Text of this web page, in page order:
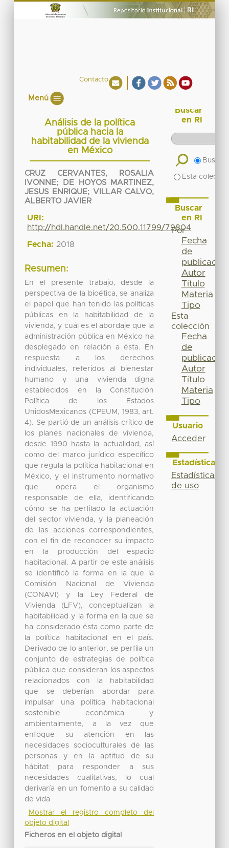
Contacto
Menú
Análisis de la política
pública hacia la
habitabilidad de la vivienda
en México
CRUZ CERVANTES, ROSALIA
IVONNE;
DE HOYOS MARTINEZ,
JESUS ENRIQUE; VILLAR CALVO,
ALBERTO JAVIER
URI:
http://hdl.handle.net/20.500.11799/79804
Fecha: 2018
Resumen:
En el presente trabajo, desde la
perspectiva de la bioética, se analiza
el papel que han tenido las políticas
públicas en la habitabilidad de la
vivienda, y cuál es el abordaje que la
administración pública en México ha
desplegado en relación a ésta. En
respuesta a los derechos
individuales, referidos al bienestar
humano y una vivienda digna
establecidos en la Constitución
Política de los Estados
UnidosMexicanos (CPEUM, 1983, art.
4). Se partió de un análisis crítico de
los planes nacionales de vivienda,
desde 1990 hasta la actualidad, así
como del marco jurídico específico
que regula la politica habitacional en
México, y el instrumento normativo
que opera el organismo
responsable de ella, identificando
cómo se ha perfilado la actuación
del sector vivienda, y la planeación
de las acciones correspondientes,
con el fin de reconocer su impacto
en la producción del espacio
habitacional. A partir de este análisis
se identificó la forma en la que la
Comisión Nacional de Vivienda
(CONAVI) y la Ley Federal de
Vivienda (LFV), conceptualizan la
habitabilidad y la forma en la que se
ha considerado ésta como parte de
la política habitacional en el país.
Derivado de lo anterior, se perfila un
conjunto de estrategias de política
pública que consideran los aspectos
relacionados con la habitabilidad
que se deberían abordar para
impulsar una política habitacional
sostenible económica y
ambientalmente, a la vez que
enfoque su atención en las
necesidades socioculturales de las
personas y en la aptitud de su
hábitat para responder a sus
necesidades cualitativas, lo cual
derivaría en un fomento a su calidad
de vida
Mostrar el registro completo del
objeto digital
Ficheros en el objeto digital
Buscar
en RI
Buscar
Esta
Buscar
en RI
Por
Fecha
de
publicación
Autor
Título
Materia
Tipo
Esta
colección
Fecha
de
publicación
Autor
Título
Materia
Tipo
Usuario
Acceder
Estadísticas
Estadísticas
de uso